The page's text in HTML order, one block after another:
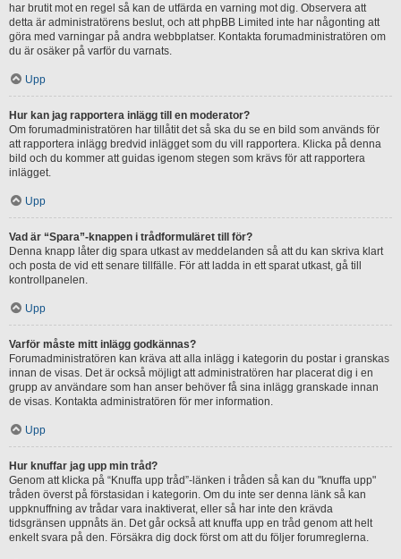
har brutit mot en regel så kan de utfärda en varning mot dig. Observera att
detta är administratörens beslut, och att phpBB Limited inte har någonting att
göra med varningar på andra webbplatser. Kontakta forumadministratören om
du är osäker på varför du varnats.
Upp
Hur kan jag rapportera inlägg till en moderator?
Om forumadministratören har tillåtit det så ska du se en bild som används för
att rapportera inlägg bredvid inlägget som du vill rapportera. Klicka på denna
bild och du kommer att guidas igenom stegen som krävs för att rapportera
inlägget.
Upp
Vad är “Spara”-knappen i trådformuläret till för?
Denna knapp låter dig spara utkast av meddelanden så att du kan skriva klart
och posta de vid ett senare tillfälle. För att ladda in ett sparat utkast, gå till
kontrollpanelen.
Upp
Varför måste mitt inlägg godkännas?
Forumadministratören kan kräva att alla inlägg i kategorin du postar i granskas
innan de visas. Det är också möjligt att administratören har placerat dig i en
grupp av användare som han anser behöver få sina inlägg granskade innan
de visas. Kontakta administratören för mer information.
Upp
Hur knuffar jag upp min tråd?
Genom att klicka på “Knuffa upp tråd”-länken i tråden så kan du "knuffa upp"
tråden överst på förstasidan i kategorin. Om du inte ser denna länk så kan
uppknuffning av trådar vara inaktiverat, eller så har inte den krävda
tidsgränsen uppnåts än. Det går också att knuffa upp en tråd genom att helt
enkelt svara på den. Försäkra dig dock först om att du följer forumreglerna.